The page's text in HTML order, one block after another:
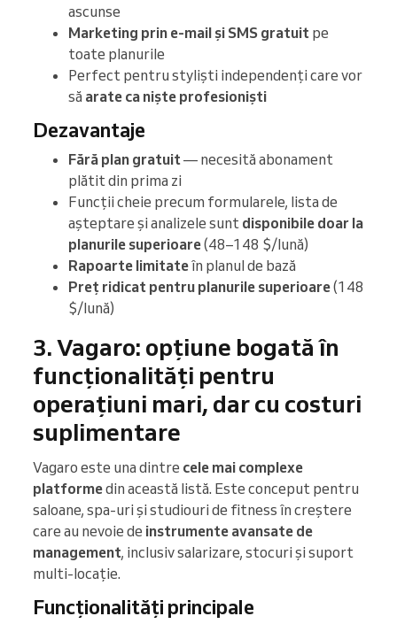
ascunse
Marketing prin e-mail și SMS gratuit pe
toate planurile
Perfect pentru styliști independenți care vor
să arate ca niște profesioniști
Dezavantaje
Fără plan gratuit — necesită abonament
plătit din prima zi
Funcții cheie precum formularele, lista de
așteptare și analizele sunt disponibile doar la
planurile superioare(48–148 $/lună)
Rapoarte limitateîn planul de bază
Preț ridicat pentru planurile superioare(148
$/lună)
3. Vagaro: opțiune bogată în
funcționalități pentru
operațiuni mari, dar cu costuri
suplimentare
Vagaro este una dintre cele mai complexe
platformedin această listă. Este conceput pentru
saloane, spa-uri și studiouri de fitness în creștere
care au nevoie de instrumente avansate de
management, inclusiv salarizare, stocuri și suport
multi-locație.
Funcționalități principale